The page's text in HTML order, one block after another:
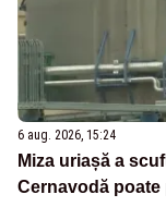
6 aug. 2026, 15:24
Miza uriașă a
Cernavodă poate